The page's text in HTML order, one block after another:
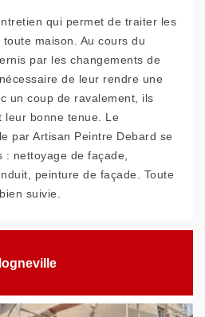
qui permet de traiter les
maison. Au cours du
par les changements de
de leur rendre une
un coup de ravalement, ils
leur bonne tenue. Le
par Artisan Peintre Debard se
nettoyage de façade,
peinture de façade. Toute
suivie.